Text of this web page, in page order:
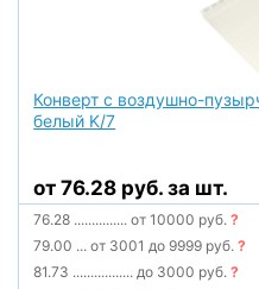
Конверт с воздушно-
белый K/7
от 76.28 руб. за шт.
76.28 ............... от 10000 руб.?
79.00 ... от 3001 до 9999 руб.?
81.73 ................. до 3000 руб.?